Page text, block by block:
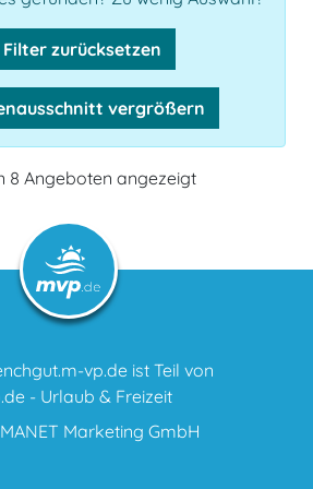
Filter zurücksetzen
vergrößern
8 Angeboten angezeigt
vp.de ist Teil von
- Urlaub & Freizeit
MANET Marketing GmbH